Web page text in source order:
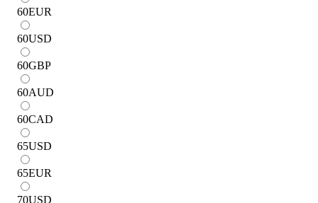
60EUR
60USD
60GBP
60AUD
60CAD
65USD
65EUR
70USD